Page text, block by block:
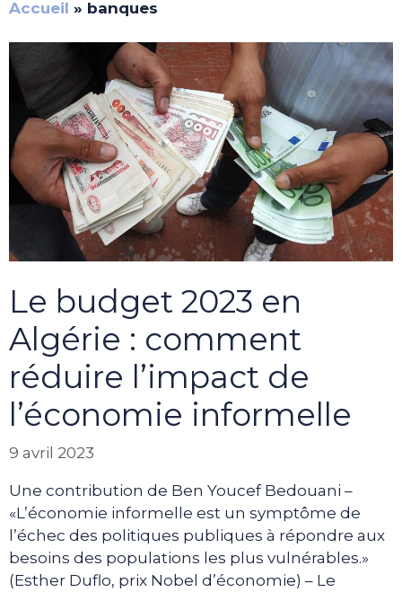
Accueil » banques
Le budget 2023 en
Algérie : comment
réduire l’impact de
l’économie informelle
9 avril 2023
Une contribution de Ben Youcef Bedouani –
«L’économie informelle est un symptôme de
l’échec des politiques publiques à répondre aux
besoins des populations les plus vulnérables.»
(Esther Duflo, prix Nobel d’économie) – Le